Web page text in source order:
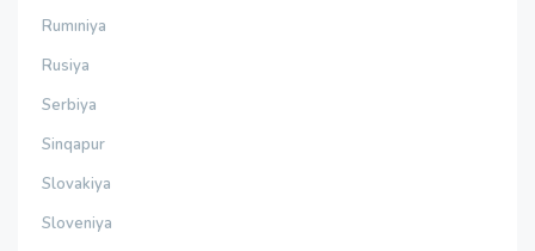
Rumıniya
Rusiya
Serbiya
Sinqapur
Slovakiya
Sloveniya